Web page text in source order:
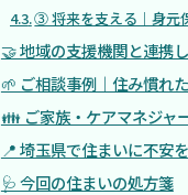
③ 将来を支える｜身元
🤝 地域の支援機関と連携
🌱 ご相談事例｜住み慣れ
👪 ご家族・ケアマネジャ
📍 埼玉県で住まいに不安
🩺 今回の住まいの処方箋